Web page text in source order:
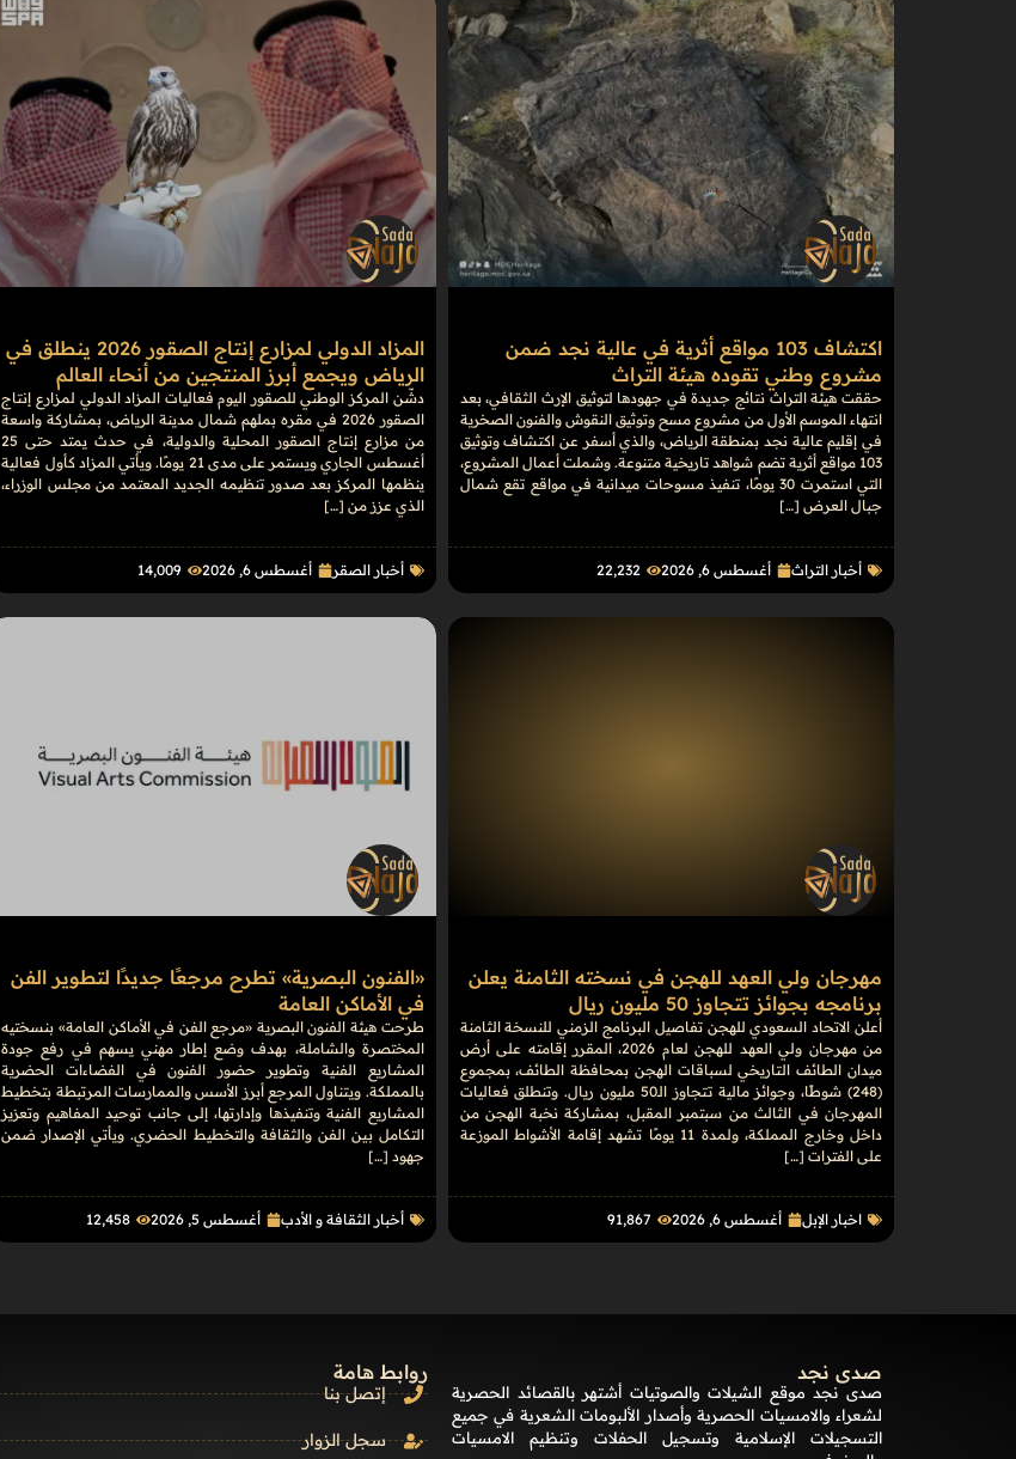
اكتشاف 103 مواقع أثرية في عالية نجد ضمن
مشروع وطني تقوده هيئة التراث
حققت هيئة التراث نتائج جديدة في جهودها لتوثيق الإرث الثقافي، بعد
انتهاء الموسم الأول من مشروع مسح وتوثيق النقوش والفنون الصخرية
في إقليم عالية نجد بمنطقة الرياض، والذي أسفر عن اكتشاف وتوثيق
103 مواقع أثرية تضم شواهد تاريخية متنوعة. وشملت أعمال المشروع،
التي استمرت 30 يومًا، تنفيذ مسوحات ميدانية في مواقع تقع شمال
جبال العرض […]
أخبار التراث أغسطس 6, 2026 22٬232
المزاد الدولي لمزارع إنتاج الصقور 2026 ينطلق في
الرياض ويجمع أبرز المنتجين من أنحاء العالم
دشّن المركز الوطني للصقور اليوم فعاليات المزاد الدولي لمزارع إنتاج
الصقور 2026 في مقره بملهم شمال مدينة الرياض، بمشاركة واسعة
من مزارع إنتاج الصقور المحلية والدولية، في حدث يمتد حتى 25
أغسطس الجاري ويستمر على مدى 21 يومًا. ويأتي المزاد كأول فعالية
ينظمها المركز بعد صدور تنظيمه الجديد المعتمد من مجلس الوزراء،
الذي عزز من […]
أخبار الصقر أغسطس 6, 2026 14٬009
مهرجان ولي العهد للهجن في نسخته الثامنة يعلن
برنامجه بجوائز تتجاوز 50 مليون ريال
أعلن الاتحاد السعودي للهجن تفاصيل البرنامج الزمني للنسخة الثامنة
من مهرجان ولي العهد للهجن لعام 2026، المقرر إقامته على أرض
ميدان الطائف التاريخي لسباقات الهجن بمحافظة الطائف، بمجموع
(248) شوطًا، وجوائز مالية تتجاوز الـ50 مليون ريال. وتنطلق فعاليات
المهرجان في الثالث من سبتمبر المقبل، بمشاركة نخبة الهجن من
داخل وخارج المملكة، ولمدة 11 يومًا تشهد إقامة الأشواط الموزعة
على الفترات […]
اخبار الإبل أغسطس 6, 2026 91٬867
«الفنون البصرية» تطرح مرجعًا جديدًا لتطوير الفن
في الأماكن العامة
طرحت هيئة الفنون البصرية «مرجع الفن في الأماكن العامة» بنسختيه
المختصرة والشاملة، بهدف وضع إطار مهني يسهم في رفع جودة
المشاريع الفنية وتطوير حضور الفنون في الفضاءات الحضرية
بالمملكة. ويتناول المرجع أبرز الأسس والممارسات المرتبطة بتخطيط
المشاريع الفنية وتنفيذها وإدارتها، إلى جانب توحيد المفاهيم وتعزيز
التكامل بين الفن والثقافة والتخطيط الحضري. ويأتي الإصدار ضمن
جهود […]
أخبار الثقافة و الأدب أغسطس 5, 2026 12٬458
صدى نجد
صدى نجد موقع الشيلات والصوتيات أشتهر بالقصائد الحصرية
لشعراء والامسيات الحصرية وأصدار الألبومات الشعرية في جميع
التسجيلات الإسلامية وتسجيل الحفلات وتنظيم الامسيات
روابط هامة
إتصل بنا
سجل الزوار